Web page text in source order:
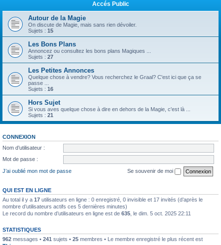
Accés Public
Autour de la Magie
On discute de Magie, mais sans rien dévoiler.
Sujets : 15
Les Bons Plans
Annoncez ou consultez les bons plans Magiques ...
Sujets : 27
Les Petites Annonces
Quelque chose à vendre? Vous recherchez le Graal? C'est ici que ça se
passe ...
Sujets : 16
Hors Sujet
Si vous aves quelque chose à dire en dehors de la Magie, c'est là ...
Sujets : 21
CONNEXION
Nom d’utilisateur :
Mot de passe :
J’ai oublié mon mot de passe
Se souvenir de moi
QUI EST EN LIGNE
Au total il y a 17 utilisateurs en ligne : 0 enregistré, 0 invisible et 17 invités (d’après le
nombre d’utilisateurs actifs ces 5 dernières minutes)
Le record du nombre d’utilisateurs en ligne est de 635 , le dim. 5 oct. 2025 22:11
STATISTIQUES
962 messages • 241 sujets • 25 membres • Le membre enregistré le plus récent est